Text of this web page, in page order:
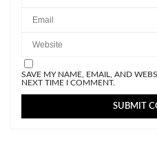
SAVE MY NAME, EMAIL, AND
NEXT TIME I COMMENT.